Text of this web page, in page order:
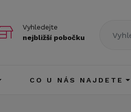
Vyhledejte
nejbližší pobočku
CO U NÁS NAJDETE